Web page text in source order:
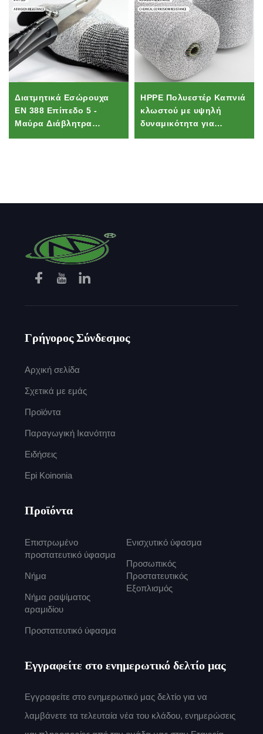
Διατμητικά Εσώρουχα
EN 388 Επίπεδο 5 -
Μαύρα Διάβλητρα
HPPE Πολυεστέρ Καπνιά
κλωστού με υψηλή
δυναμικότητα για
Γρήγορος Σύνδεσμος
Αρχική σελίδα
Σχετικά με εμάς
Προϊόντα
Παραγωγική Ικανότητα
Ειδήσεις
Epi Koinonia
Προϊόντα
Επιστρωμένο
προστατευτικό ύφασμα
Νήμα
Νήμα ραψίματος
αραμιδίου
Προστατευτικό ύφασμα
Ενισχυτικό ύφασμα
Προσωπικός
Προστατευτικός
Εξοπλισμός
Εγγραφείτε στο ενημερωτικό δελτίο μας
Εγγραφείτε στο ενημερωτικό μας δελτίο για να
λαμβάνετε τα τελευταία νέα του κλάδου, ενημερώσεις